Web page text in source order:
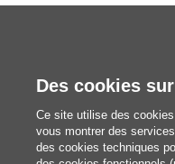
Des cookies
Ce site utilise des
vous montrer des
des cookies techniques